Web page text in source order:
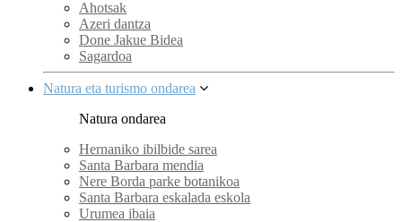
Ahotsak
Azeri dantza
Done Jakue Bidea
Sagardoa
Natura eta turismo ondarea
Natura ondarea
Hernaniko ibilbide sarea
Santa Barbara mendia
Nere Borda parke botanikoa
Santa Barbara eskalada eskola
Urumea ibaia